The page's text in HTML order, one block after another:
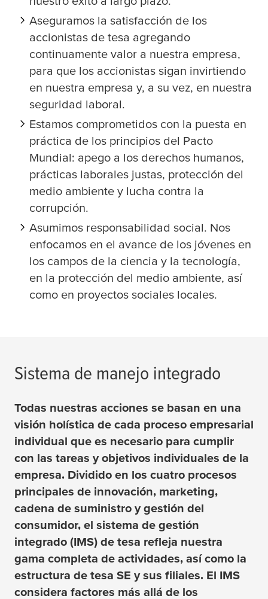
Aseguramos la satisfacción de los
accionistas de tesa agregando
continuamente valor a nuestra empresa,
para que los accionistas sigan invirtiendo
en nuestra empresa y, a su vez, en nuestra
seguridad laboral.
Estamos comprometidos con la puesta en
práctica de los principios del Pacto
Mundial: apego a los derechos humanos,
prácticas laborales justas, protección del
medio ambiente y lucha contra la
corrupción.
Asumimos responsabilidad social. Nos
enfocamos en el avance de los jóvenes en
los campos de la ciencia y la tecnología,
en la protección del medio ambiente, así
como en proyectos sociales locales.
Sistema de manejo integrado
Todas nuestras acciones se basan en una
visión holística de cada proceso empresarial
individual que es necesario para cumplir
con las tareas y objetivos individuales de la
empresa. Dividido en los cuatro procesos
principales de innovación, marketing,
cadena de suministro y gestión del
consumidor, el sistema de gestión
integrado (IMS) de tesa refleja nuestra
gama completa de actividades, así como la
estructura de tesa SE y sus filiales. El IMS
considera factores más allá de los